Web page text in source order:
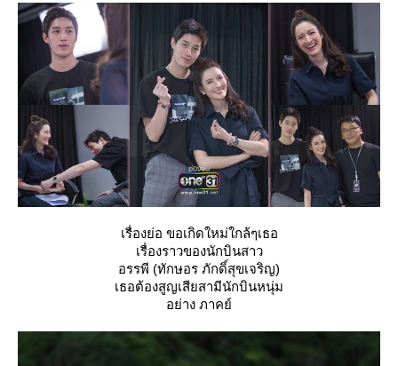
เรื่องย่อ ขอเกิดใหม่ใกล้ๆเธอ
เรื่องราวของนักบินสาว
อรรพี (ทักษอร ภักดิ์สุขเจริญ)
เธอต้องสูญเสียสามีนักบินหนุ่ม
อย่าง ภาคย์